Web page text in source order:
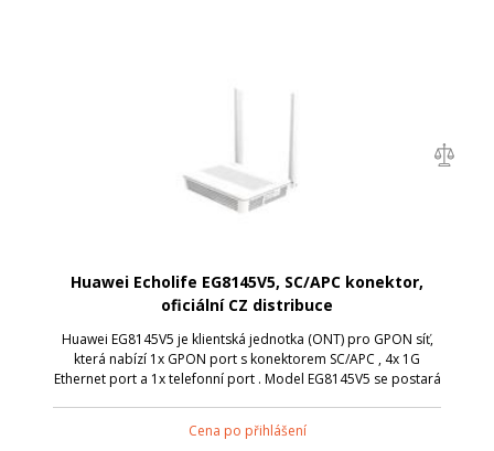
Huawei Echolife EG8145V5, SC/APC konektor,
oficiální CZ distribuce
Huawei EG8145V5 je klientská jednotka (ONT) pro GPON síť,
která nabízí 1x GPON port s konektorem SC/APC , 4x 1G
Ethernet port a 1x telefonní port . Model EG8145V5 se postará
Cena po přihlášení